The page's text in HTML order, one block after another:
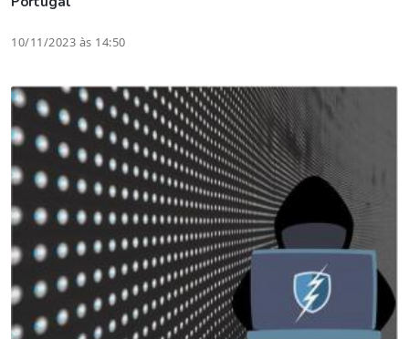
10/11/2023 às 14:50